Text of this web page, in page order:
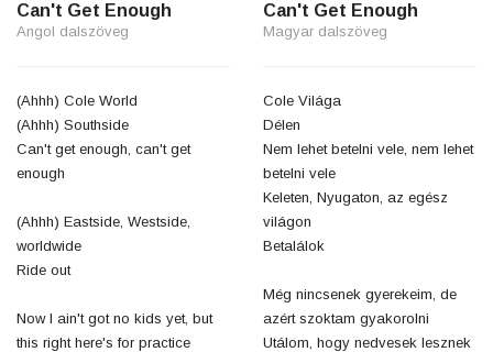
Can't Get Enough
Angol dalszöveg
(Ahhh) Cole World
(Ahhh) Southside
Can't get enough, can't get
enough
(Ahhh) Eastside, Westside,
worldwide
Ride out
Now I ain't got no kids yet, but
this right here's for practice
Can't Get Enough
Magyar dalszöveg
Cole Világa
Délen
Nem lehet betelni vele, nem lehet
betelni vele
Keleten, Nyugaton, az egész
világon
Betalálok
Még nincsenek gyerekeim, de
azért szoktam gyakorolni
Utálom, hogy nedvesek lesznek